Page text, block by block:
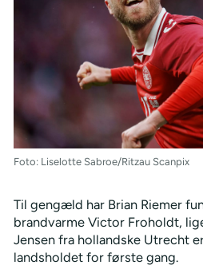
Foto: Liselotte Sabroe/Ritzau Scanpix
Til gengæld har Brian Riemer
brandvarme Victor Froholdt,
Jensen fra hollandske Utrecht
landsholdet for første gang.